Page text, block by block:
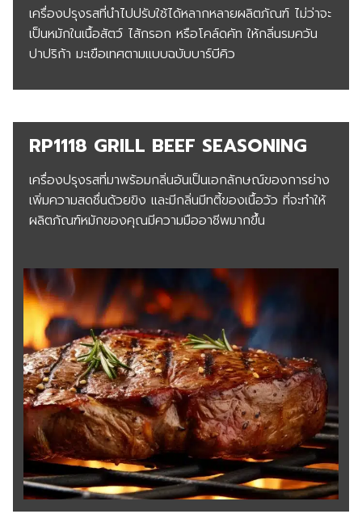
เครื่องปรุงรสที่นำไปปรับใช้ได้หลากหลายผลิตภัณฑ์ ไม่ว่าจะ
เป็นหมักในเนื้อสัตว์ ไส้กรอก หรือโคล์ดคัท ให้กลิ่นรมควัน
ปาปริก้า มะเขือเทศตามแบบฉบับบาร์บีคิว
RP1118 GRILL BEEF SEASONING
เครื่องปรุงรสที่มาพร้อมกลิ่นอันเป็นเอกลักษณ์ของการย่าง
เพิ่มความสดชื่นด้วยขิง และมีกลิ่นมีทตี้ของเนื้อวัว ที่จะทำให้
ผลิตภัณฑ์หมักของคุณมีความมืออาชีพมากขึ้น